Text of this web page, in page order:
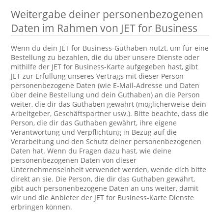
Weitergabe deiner personenbezogenen
Daten im Rahmen von JET for Business
Wenn du dein JET for Business-Guthaben nutzt, um für eine
Bestellung zu bezahlen, die du über unsere Dienste oder
mithilfe der JET for Business-Karte aufgegeben hast, gibt
JET zur Erfüllung unseres Vertrags mit dieser Person
personenbezogene Daten (wie E-Mail-Adresse und Daten
über deine Bestellung und dein Guthaben) an die Person
weiter, die dir das Guthaben gewährt (möglicherweise dein
Arbeitgeber, Geschäftspartner usw.). Bitte beachte, dass die
Person, die dir das Guthaben gewährt, ihre eigene
Verantwortung und Verpflichtung in Bezug auf die
Verarbeitung und den Schutz deiner personenbezogenen
Daten hat. Wenn du Fragen dazu hast, wie deine
personenbezogenen Daten von dieser
Unternehmenseinheit verwendet werden, wende dich bitte
direkt an sie. Die Person, die dir das Guthaben gewährt,
gibt auch personenbezogene Daten an uns weiter, damit
wir und die Anbieter der JET for Business-Karte Dienste
erbringen können.